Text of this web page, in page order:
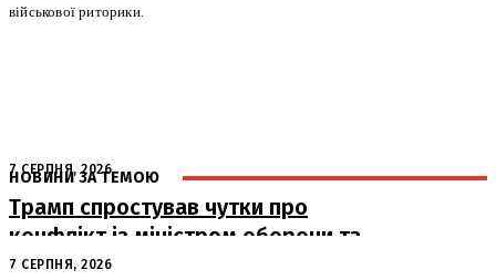
військової риторики.
НОВИНИ ЗА ТЕМОЮ
7 СЕРПНЯ, 2026
Трамп спростував чутки про
конфлікт із міністром оборони та
похвалив його роботу
7 СЕРПНЯ, 2026